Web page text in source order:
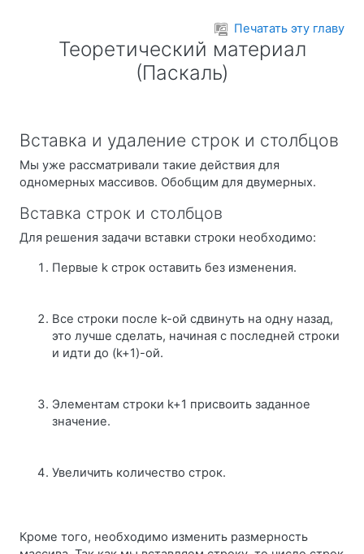
Печатать эту главу
Теоретический материал
(Паскаль)
Вставка и удаление строк и столбцов
Мы уже рассматривали такие действия для
одномерных массивов. Обобщим для двумерных.
Вставка строк и столбцов
Для решения задачи вставки строки необходимо:
Первые k строк оставить без изменения.
Все строки после k-ой сдвинуть на одну назад,
это лучше сделать, начиная с последней строки
и идти до (k+1)-ой.
Элементам строки k+1 присвоить заданное
значение.
Увеличить количество строк.
Кроме того, необходимо изменить размерность